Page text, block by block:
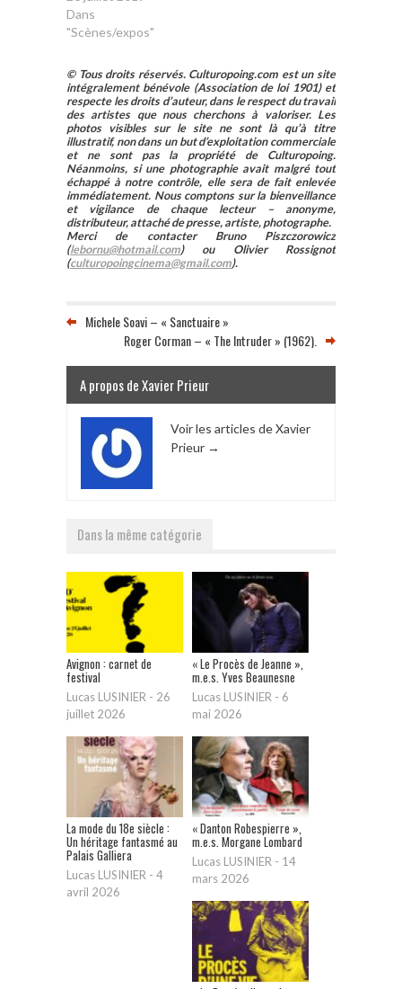
Dans
"Scènes/expos"
© Tous droits réservés. Culturopoing.com est un site
intégralement bénévole (Association de loi 1901) et
respecte les droits d’auteur, dans le respect du travail
des artistes que nous cherchons à valoriser. Les
photos visibles sur le site ne sont là qu’à titre
illustratif, non dans un but d’exploitation commerciale
et ne sont pas la propriété de Culturopoing.
Néanmoins, si une photographie avait malgré tout
échappé à notre contrôle, elle sera de fait enlevée
immédiatement. Nous comptons sur la bienveillance
et vigilance de chaque lecteur – anonyme,
distributeur, attaché de presse, artiste, photographe.
Merci de contacter Bruno Piszczorowicz
(lebornu@hotmail.com) ou Olivier Rossignot
(culturopoingcinema@gmail.com).
Michele Soavi – « Sanctuaire »
Roger Corman – « The Intruder » (1962).
A propos de Xavier Prieur
Voir les articles de Xavier
Prieur →
Dans la même catégorie
Avignon : carnet de
festival
Lucas LUSINIER - 26
juillet 2026
« Le Procès de Jeanne »,
m.e.s. Yves Beaunesne
Lucas LUSINIER - 6
mai 2026
La mode du 18e siècle :
Un héritage fantasmé au
Palais Galliera
Lucas LUSINIER - 4
avril 2026
« Danton Robespierre »,
m.e.s. Morgane Lombard
Lucas LUSINIER - 14
mars 2026